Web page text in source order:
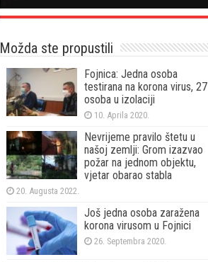
Možda ste propustili
Fojnica: Jedna osoba
testirana na korona virus, 27
osoba u izolaciji
10. Aprila 2020.
Nevrijeme pravilo štetu u
našoj zemlji: Grom izazvao
požar na jednom objektu,
vjetar obarao stabla
20. Augusta 2022.
Još jedna osoba zaražena
korona virusom u Fojnici
26. Septembra 2020.